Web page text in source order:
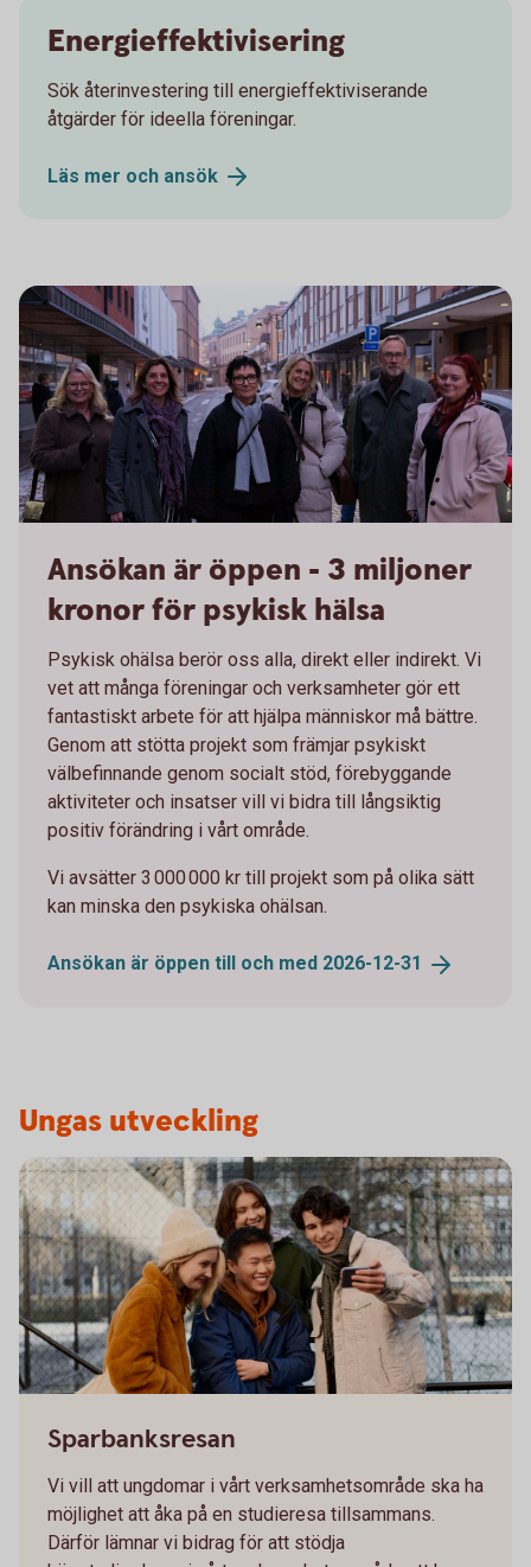
Energieffektivisering
Sök återinvestering till energieffektiviserande
åtgärder för ideella föreningar.
Läs mer och ansök
Ansökan är öppen - 3 miljoner
kronor för psykisk hälsa
Psykisk ohälsa berör oss alla, direkt eller indirekt. Vi
vet att många föreningar och verksamheter gör ett
fantastiskt arbete för att hjälpa människor må bättre.
Genom att stötta projekt som främjar psykiskt
välbefinnande genom socialt stöd, förebyggande
aktiviteter och insatser vill vi bidra till långsiktig
positiv förändring i vårt område.
Vi avsätter 3 000 000 kr till projekt som på olika sätt
kan minska den psykiska ohälsan.
Ansökan är öppen till och med 2026-12-31
Ungas utveckling
Sparbanksresan
Vi vill att ungdomar i vårt verksamhetsområde ska ha
möjlighet att åka på en studieresa tillsammans.
Därför lämnar vi bidrag för att stödja